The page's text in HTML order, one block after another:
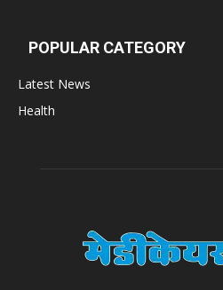
Dr. Madhukar
POPULAR CATEGORY
Latest News
Health